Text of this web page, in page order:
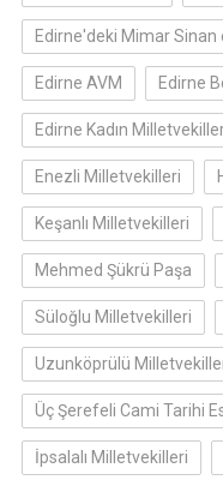
Edirne'deki Mimar Sinan
Edirne AVM Edirne
Edirne Kadın
Enezli Milletvekilleri
Keşanlı Milletvekilleri
Mehmed Şükrü Paşa
Süloğlu Milletvekilleri
Uzunköprülü
Üç Şerefeli Cami Tarihi
İpsalalı Milletvekilleri